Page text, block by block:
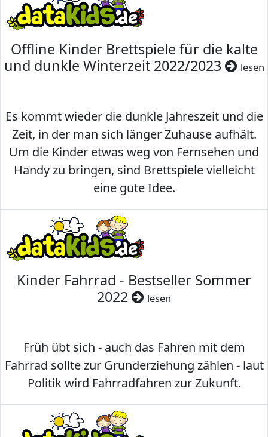
Offline Kinder Brettspiele für die kalte
und dunkle Winterzeit 2022/2023
lesen
Es kommt wieder die dunkle Jahreszeit und die
Zeit, in der man sich länger Zuhause aufhält.
Um die Kinder etwas weg von Fernsehen und
Handy zu bringen, sind Brettspiele vielleicht
eine gute Idee.
Kinder Fahrrad - Bestseller Sommer
2022
lesen
Früh übt sich - auch das Fahren mit dem
Fahrrad sollte zur Grunderziehung zählen - laut
Politik wird Fahrradfahren zur Zukunft.